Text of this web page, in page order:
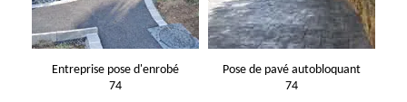
Entreprise pose d'enrobé
74
Pose de pavé autobloquant
74